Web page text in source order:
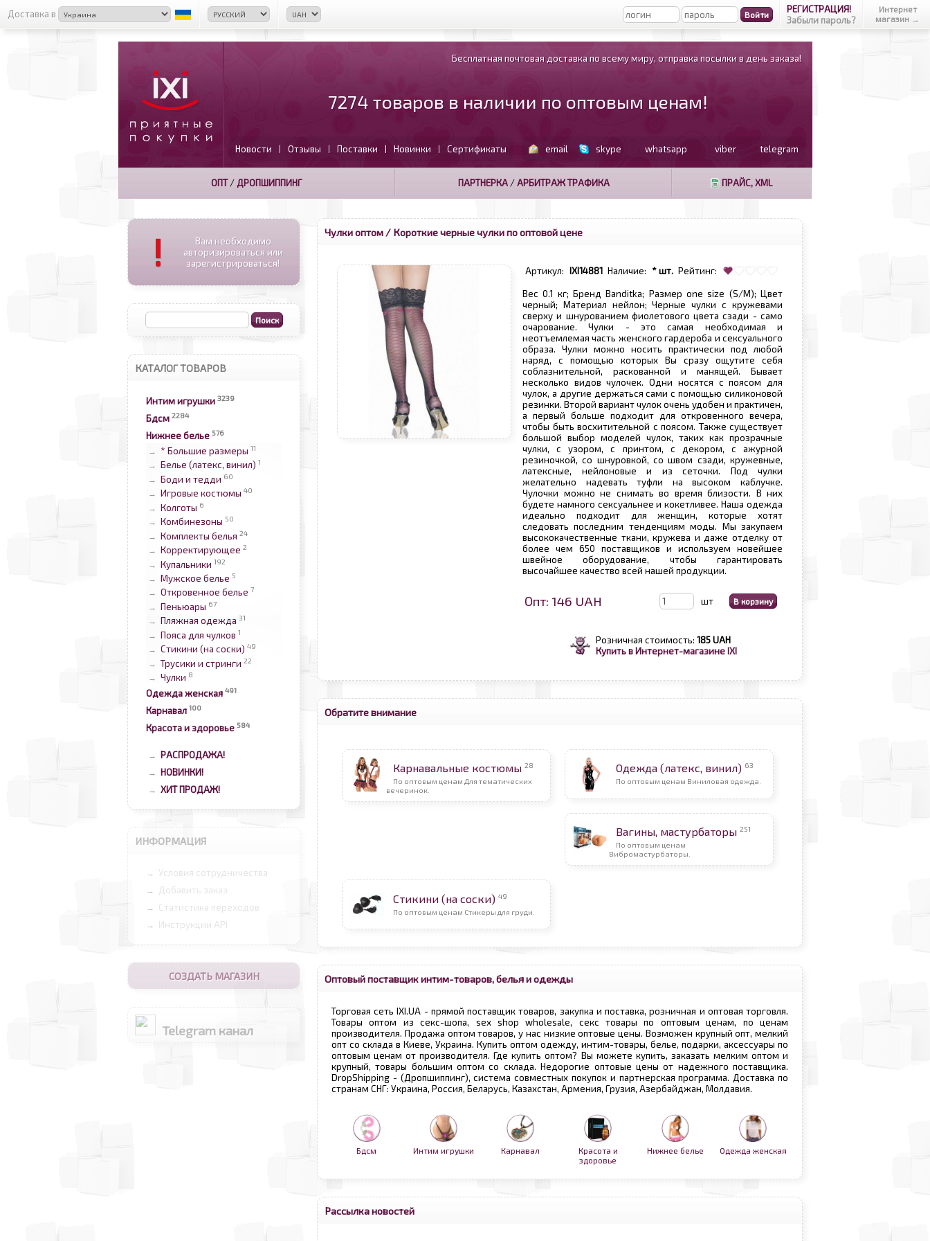
Доставка в
РЕГИСТРАЦИЯ!
Забыли пароль?
Интернет
магазин →
Бесплатная почтовая доставка по всему миру, отправка посылки в день заказа!
7274 товаров в наличии по оптовым ценам!
Новости | Отзывы | Поставки | Новинки | Сертификаты email skype whatsapp viber telegram
ОПТ/ ДРОПШИППИНГ ПАРТНЕРКА/АРБИТРАЖ ТРАФИКА ПРАЙС, XML
!
Вам необходимо
авторизироваться или
зарегистрироваться!
КАТАЛОГ ТОВАРОВ
Интим игрушки 3239
Бдсм 2284
Нижнее белье 576
→ * Большие размеры 11
→ Белье (латекс, винил) 1
→ Боди и тедди 60
→ Игровые костюмы 40
→ Колготы 6
→ Комбинезоны 50
→ Комплекты белья 24
→ Корректирующее 2
→ Купальники 192
→ Мужское белье 5
→ Откровенное белье 7
→ Пеньюары 67
→ Пляжная одежда 31
→ Пояса для чулков 1
→ Стикини (на соски) 49
→ Трусики и стринги 22
→ Чулки 8
Одежда женская 491
Карнавал 100
Красота и здоровье 584
→ РАСПРОДАЖА!
→ НОВИНКИ!
→ ХИТ ПРОДАЖ!
ИНФОРМАЦИЯ
→ Условия сотрудничества
→ Добавить заказ
→ Статистика переходов
→ Инструкции API
СОЗДАТЬ МАГАЗИН
Telegram канал
Чулки оптом / Короткие черные чулки по оптовой цене
Артикул: IXI14881 Наличие: * шт. Рейтинг:
Вес 0.1 кг; Бренд Banditka; Размер one size (S/M); Цвет
черный; Материал нейлон; Черные чулки с кружевами
сверху и шнурованием фиолетового цвета сзади - само
очарование. Чулки - это самая необходимая и
неотъемлемая часть женского гардероба и сексуального
образа. Чулки можно носить практически под любой
наряд, с помощью которых Вы сразу ощутите себя
соблазнительной, раскованной и манящей. Бывает
несколько видов чулочек. Одни носятся с поясом для
чулок, а другие держаться сами с помощью силиконовой
резинки. Второй вариант чулок очень удобен и практичен,
а первый больше подходит для откровенного вечера,
чтобы быть восхитительной с поясом. Также существует
большой выбор моделей чулок, таких как прозрачные
чулки, с узором, с принтом, с декором, с ажурной
резиночкой, со шнуровкой, со швом сзади, кружевные,
латексные, нейлоновые и из сеточки. Под чулки
желательно надевать туфли на высоком каблучке.
Чулочки можно не снимать во время близости. В них
будете намного сексуальнее и кокетливее. Наша одежда
идеально подходит для женщин, которые хотят
следовать последним тенденциям моды. Мы закупаем
высококачественные ткани, кружева и даже отделку от
более чем 650 поставщиков и используем новейшее
швейное оборудование, чтобы гарантировать
высочайшее качество всей нашей продукции.
Опт: 146 UAH шт
Розничная стоимость: 185 UAH
Купить в Интернет-магазине IXI
Обратите внимание
Карнавальные костюмы 28
По оптовым ценам Для тематических
вечеринок.
Одежда (латекс, винил) 63
По оптовым ценам Виниловая одежда.
Вагины, мастурбаторы 251
По оптовым ценам
Вибромастурбаторы.
Стикини (на соски) 49
По оптовым ценам Стикеры для груди.
Оптовый поставщик интим-товаров, белья и одежды
Торговая сеть IXI.UA - прямой поставщик товаров, закупка и поставка, розничная и оптовая торговля.
Товары оптом из секс-шопа, sex shop wholesale, секс товары по оптовым ценам, по ценам
производителя. Продажа оптом товаров, у нас низкие оптовые цены. Возможен крупный опт, мелкий
опт со склада в Киеве, Украина. Купить оптом одежду, интим-товары, белье, подарки, аксессуары по
оптовым ценам от производителя. Где купить оптом? Вы можете купить, заказать мелким оптом и
крупный, товары большим оптом со склада. Недорогие оптовые цены от надежного поставщика.
DropShipping - (Дропшиппинг), система совместных покупок и партнерская программа. Доставка по
странам СНГ: Украина, Россия, Беларусь, Казахстан, Армения, Грузия, Азербайджан, Молдавия.
Бдсм Интим игрушки Карнавал
Красота и
здоровье
Нижнее белье Одежда женская
Рассылка новостей